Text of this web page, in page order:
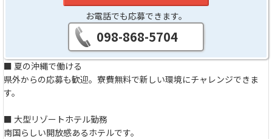
お電話でも応募できます。
098-868-5704
■ 夏の沖縄で働ける
県外からの応募も歓迎。寮費無料で新しい環境にチャレンジできま
す。
■ 大型リゾートホテル勤務
南国らしい開放感あるホテルです。